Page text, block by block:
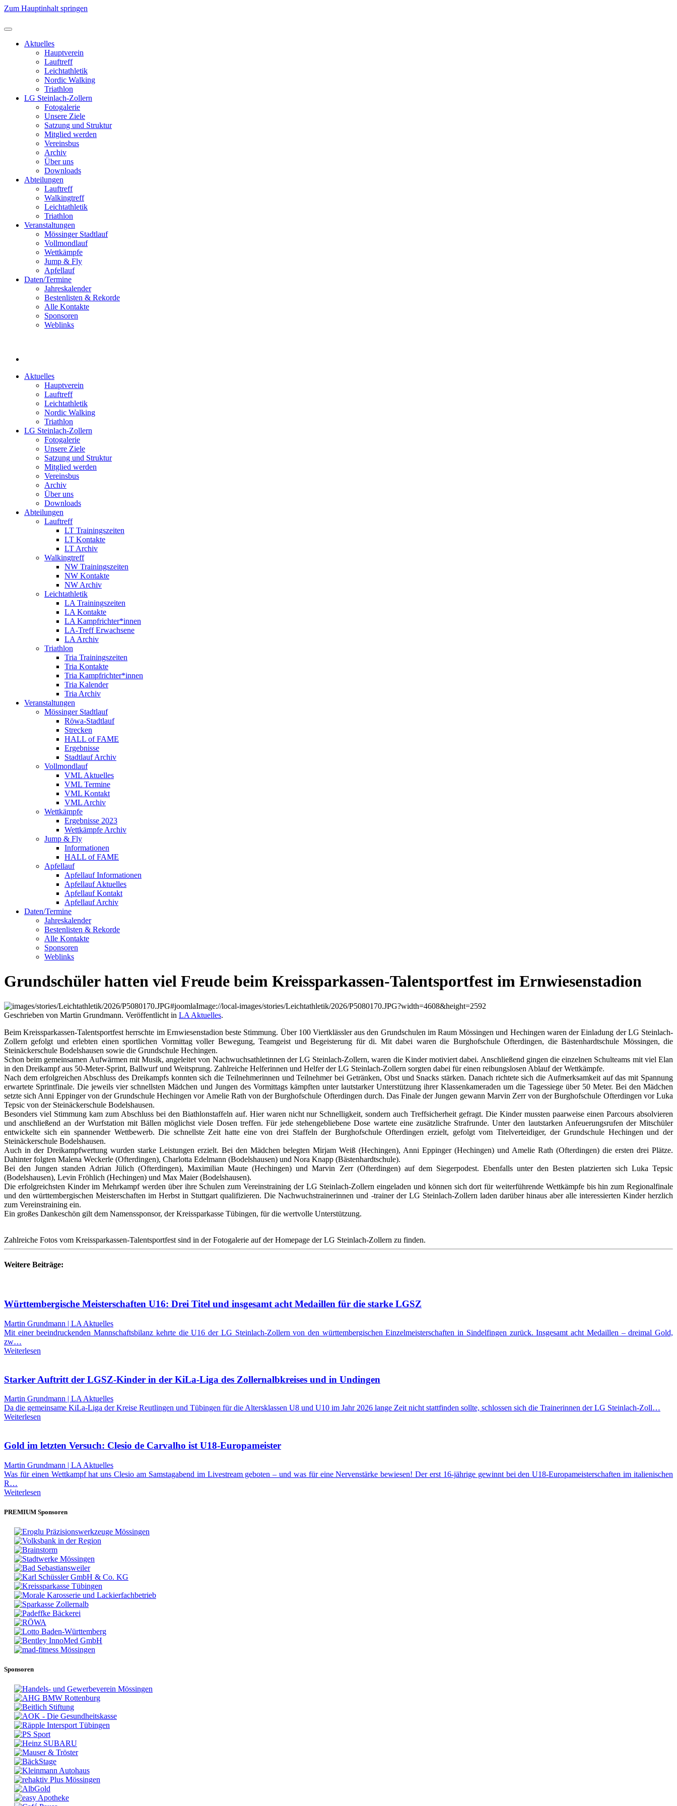
Zum Hauptinhalt springen
Aktuelles
Hauptverein
Lauftreff
Leichtathletik
Nordic Walking
Triathlon
LG Steinlach-Zollern
Fotogalerie
Unsere Ziele
Satzung und Struktur
Mitglied werden
Vereinsbus
Archiv
Über uns
Downloads
Abteilungen
Lauftreff
Walkingtreff
Leichtathletik
Triathlon
Veranstaltungen
Mössinger Stadtlauf
Vollmondlauf
Wettkämpfe
Jump & Fly
Apfellauf
Daten/Termine
Jahreskalender
Bestenlisten & Rekorde
Alle Kontakte
Sponsoren
Weblinks
Aktuelles
Hauptverein
Lauftreff
Leichtathletik
Nordic Walking
Triathlon
LG Steinlach-Zollern
Fotogalerie
Unsere Ziele
Satzung und Struktur
Mitglied werden
Vereinsbus
Archiv
Über uns
Downloads
Abteilungen
Lauftreff
LT Trainingszeiten
LT Kontakte
LT Archiv
Walkingtreff
NW Trainingszeiten
NW Kontakte
NW Archiv
Leichtathletik
LA Trainingszeiten
LA Kontakte
LA Kampfrichter*innen
LA-Treff Erwachsene
LA Archiv
Triathlon
Tria Trainingszeiten
Tria Kontakte
Tria Kampfrichter*innen
Tria Kalender
Tria Archiv
Veranstaltungen
Mössinger Stadtlauf
Röwa-Stadtlauf
Strecken
HALL of FAME
Ergebnisse
Stadtlauf Archiv
Vollmondlauf
VML Aktuelles
VML Termine
VML Kontakt
VML Archiv
Wettkämpfe
Ergebnisse 2023
Wettkämpfe Archiv
Jump & Fly
Informationen
HALL of FAME
Apfellauf
Apfellauf Informationen
Apfellauf Aktuelles
Apfellauf Kontakt
Apfellauf Archiv
Daten/Termine
Jahreskalender
Bestenlisten & Rekorde
Alle Kontakte
Sponsoren
Weblinks
Grundschüler hatten viel Freude beim Kreissparkassen-Talentsportfest im Ernwiesenstadion
Geschrieben von Martin Grundmann. Veröffentlicht in LA Aktuelles.
Beim Kreissparkassen-Talentsportfest herrschte im Ernwiesenstadion beste Stimmung. Über 100 Viertklässler aus den Grundschulen im Raum Mössingen und Hechingen waren der Einladung der LG Steinlach-
Zollern gefolgt und erlebten einen sportlichen Vormittag voller Bewegung, Teamgeist und Begeisterung für di. Mit dabei waren die Burghofschule Ofterdingen, die Bästenhardtschule Mössingen, die
Steinäckerschule Bodelshausen sowie die Grundschule Hechingen.
Schon beim gemeinsamen Aufwärmen mit Musik, angeleitet von Nachwuchsathletinnen der LG Steinlach-Zollern, waren die Kinder motiviert dabei. Anschließend gingen die einzelnen Schulteams mit viel Elan
in den Dreikampf aus 50-Meter-Sprint, Ballwurf und Weitsprung. Zahlreiche Helferinnen und Helfer der LG Steinlach-Zollern sorgten dabei für einen reibungslosen Ablauf der Wettkämpfe.
Nach dem erfolgreichen Abschluss des Dreikampfs konnten sich die Teilnehmerinnen und Teilnehmer bei Getränken, Obst und Snacks stärken. Danach richtete sich die Aufmerksamkeit auf das mit Spannung
erwartete Sprintfinale. Die jeweils vier schnellsten Mädchen und Jungen des Vormittags kämpften unter lautstarker Unterstützung ihrer Klassenkameraden um die Tagessiege über 50 Meter. Bei den Mädchen
setzte sich Anni Eppinger von der Grundschule Hechingen vor Amelie Rath von der Burghofschule Ofterdingen durch. Das Finale der Jungen gewann Marvin Zerr von der Burghofschule Ofterdingen vor Luka
Tepsic von der Steinäckerschule Bodelshausen.
Besonders viel Stimmung kam zum Abschluss bei den Biathlonstaffeln auf. Hier waren nicht nur Schnelligkeit, sondern auch Treffsicherheit gefragt. Die Kinder mussten paarweise einen Parcours absolvieren
und anschließend an der Wurfstation mit Bällen möglichst viele Dosen treffen. Für jede stehengebliebene Dose wartete eine zusätzliche Strafrunde. Unter den lautstarken Anfeuerungsrufen der Mitschüler
entwickelte sich ein spannender Wettbewerb. Die schnellste Zeit hatte eine von drei Staffeln der Burghofschule Ofterdingen erzielt, gefolgt vom Titelverteidiger, der Grundschule Hechingen und der
Steinäckerschule Bodelshausen.
Auch in der Dreikampfwertung wurden starke Leistungen erzielt. Bei den Mädchen belegten Mirjam Weiß (Hechingen), Anni Eppinger (Hechingen) und Amelie Rath (Ofterdingen) die ersten drei Plätze.
Dahinter folgten Malena Weckerle (Ofterdingen), Charlotta Edelmann (Bodelshausen) und Nora Knapp (Bästenhardtschule).
Bei den Jungen standen Adrian Jülich (Ofterdingen), Maximilian Maute (Hechingen) und Marvin Zerr (Ofterdingen) auf dem Siegerpodest. Ebenfalls unter den Besten platzierten sich Luka Tepsic
(Bodelshausen), Levin Fröhlich (Hechingen) und Max Maier (Bodelshausen).
Die erfolgreichsten Kinder im Mehrkampf werden über ihre Schulen zum Vereinstraining der LG Steinlach-Zollern eingeladen und können sich dort für weiterführende Wettkämpfe bis hin zum Regionalfinale
und den württembergischen Meisterschaften im Herbst in Stuttgart qualifizieren. Die Nachwuchstrainerinnen und -trainer der LG Steinlach-Zollern laden darüber hinaus aber alle interessierten Kinder herzlich
zum Vereinstraining ein.
Ein großes Dankeschön gilt dem Namenssponsor, der Kreissparkasse Tübingen, für die wertvolle Unterstützung.
Zahlreiche Fotos vom Kreissparkassen-Talentsportfest sind in der Fotogalerie auf der Homepage der LG Steinlach-Zollern zu finden.
Weitere Beiträge:
Württembergische Meisterschaften U16: Drei Titel und insgesamt acht Medaillen für die starke LGSZ
Martin Grundmann | LA Aktuelles
Mit einer beeindruckenden Mannschaftsbilanz kehrte die U16 der LG Steinlach-Zollern von den württembergischen Einzelmeisterschaften in Sindelfingen zurück. Insgesamt acht Medaillen – dreimal Gold,
zw…
Weiterlesen
Starker Auftritt der LGSZ-Kinder in der KiLa-Liga des Zollernalbkreises und in Undingen
Martin Grundmann | LA Aktuelles
Da die gemeinsame KiLa-Liga der Kreise Reutlingen und Tübingen für die Altersklassen U8 und U10 im Jahr 2026 lange Zeit nicht stattfinden sollte, schlossen sich die Trainerinnen der LG Steinlach-Zoll…
Weiterlesen
Gold im letzten Versuch: Clesio de Carvalho ist U18-Europameister
Martin Grundmann | LA Aktuelles
Was für einen Wettkampf hat uns Clesio am Samstagabend im Livestream geboten – und was für eine Nervenstärke bewiesen! Der erst 16-jährige gewinnt bei den U18-Europameisterschaften im italienischen
R…
Weiterlesen
PREMIUM Sponsoren
Sponsoren